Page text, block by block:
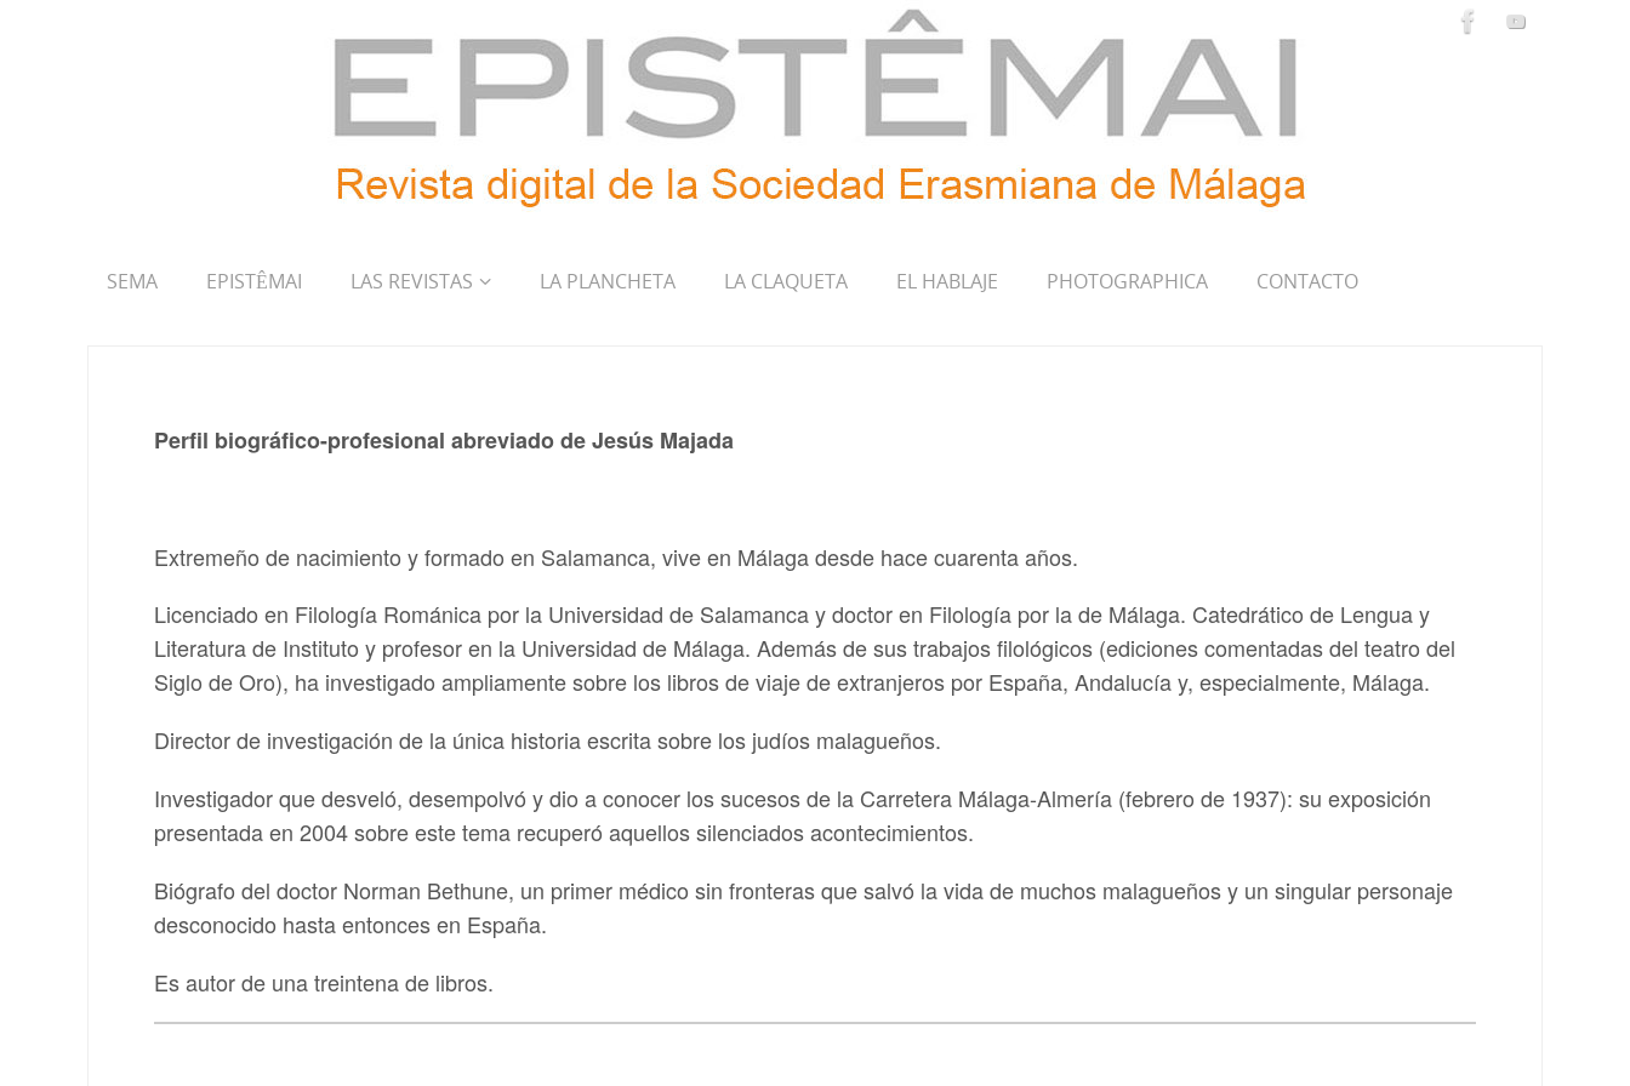
SEMA EPISTÊMAI LAS REVISTAS LA PLANCHETA LA CLAQUETA EL HABLAJE PHOTOGRAPHICA CONTACTO
Perfil biográfico-profesional abreviado de Jesús Majada
Extremeño de nacimiento y formado en Salamanca, vive en Málaga desde hace cuarenta años.
Licenciado en Filología Románica por la Universidad de Salamanca y doctor en Filología por la de Málaga. Catedrático de Lengua y
Literatura de Instituto y profesor en la Universidad de Málaga. Además de sus trabajos filológicos (ediciones comentadas del teatro del
Siglo de Oro), ha investigado ampliamente sobre los libros de viaje de extranjeros por España, Andalucía y, especialmente, Málaga.
Director de investigación de la única historia escrita sobre los judíos malagueños.
Investigador que desveló, desempolvó y dio a conocer los sucesos de la Carretera Málaga-Almería (febrero de 1937): su exposición
presentada en 2004 sobre este tema recuperó aquellos silenciados acontecimientos.
Biógrafo del doctor Norman Bethune, un primer médico sin fronteras que salvó la vida de muchos malagueños y un singular personaje
desconocido hasta entonces en España.
Es autor de una treintena de libros.